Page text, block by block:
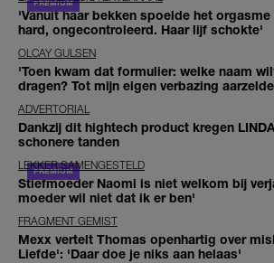
'Vanuit haar bekken spoelde het
hard, ongecontroleerd. Haar lijf schokte'
OLCAY GULSEN
'Toen kwam dat formulier: welke naam
dragen? Tot mijn eigen verbazing
ADVERTORIAL
Dankzij dit hightech product kregen
schonere tanden
LEKKER SAMENGESTELD
Stiefmoeder Naomi is niet welkom bij
moeder wil niet dat ik er ben'
FRAGMENT GEMIST
Mexx vertelt Thomas openhartig over
Liefde': 'Daar doe je niks aan helaas'